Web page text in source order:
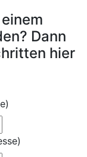
Dann
hier